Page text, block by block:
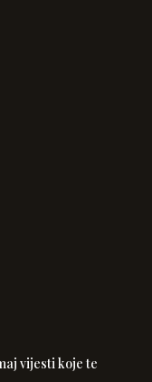
vijesti koje te